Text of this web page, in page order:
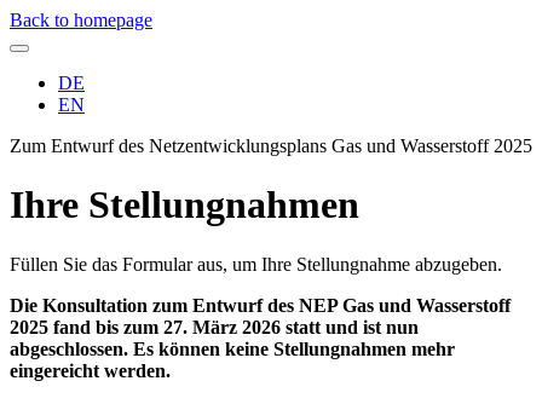
Direkt
zum
Back to homepage
Sprachumschalter
DE
EN
Zum Entwurf des Netzentwicklungsplans Gas und Wasserstoff 2025
Ihre Stellungnahmen
Füllen Sie das Formular aus, um Ihre Stellungnahme abzugeben.
Die Konsultation zum Entwurf des NEP Gas und Wasserstoff
2025 fand bis zum 27. März 2026 statt und ist nun
abgeschlossen. Es können keine Stellungnahmen mehr
eingereicht werden.